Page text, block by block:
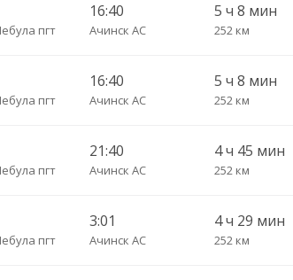
пгт
16:40
Ачинск АС
5 ч 8 мин
252 км
пгт
16:40
Ачинск АС
5 ч 8 мин
252 км
пгт
21:40
Ачинск АС
4 ч 45 мин
252 км
пгт
3:01
Ачинск АС
4 ч 29 мин
252 км